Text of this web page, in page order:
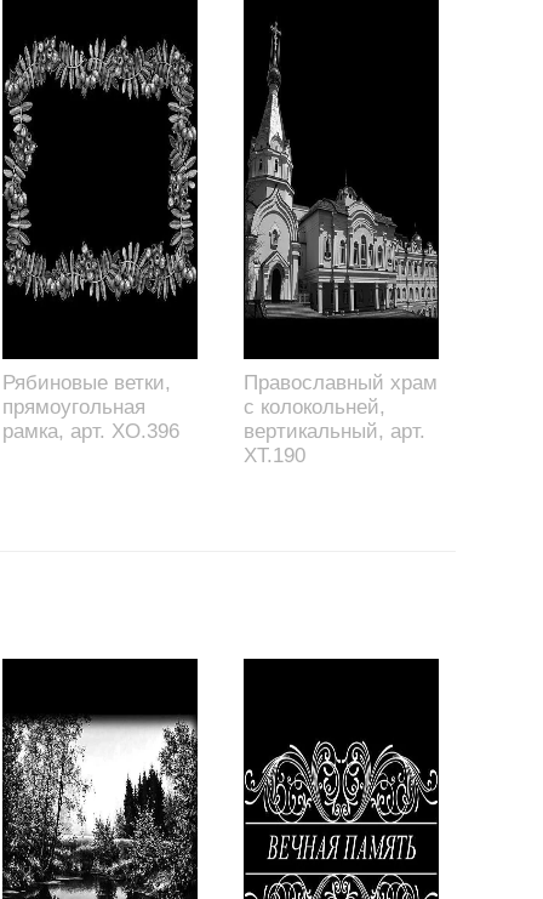
Рябиновые ветки,
прямоугольная
рамка, арт. XO.396
Православный храм
с колокольней,
вертикальный, арт.
XT.190